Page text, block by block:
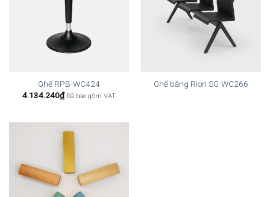
Ghế RPB-WC424
4.134.240₫ Đã bao gồm VAT
Ghế băng Rion SG-WC266